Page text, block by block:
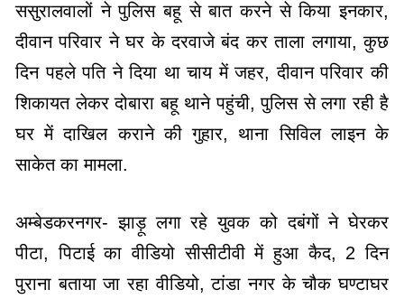
ससुरालवालों ने पुलिस बहू से बात करने से किया इनकार,
दीवान परिवार ने घर के दरवाजे बंद कर ताला लगाया, कुछ
दिन पहले पति ने दिया था चाय में जहर, दीवान परिवार की
शिकायत लेकर दोबारा बहू थाने पहुंची, पुलिस से लगा रही है
घर में दाखिल कराने की गुहार, थाना सिविल लाइन के
साकेत का मामला.
अम्बेडकरनगर- झाड़ू लगा रहे युवक को दबंगों ने घेरकर
पीटा, पिटाई का वीडियो सीसीटीवी में हुआ कैद, 2 दिन
पुराना बताया जा रहा वीडियो, टांडा नगर के चौक घण्टाघर